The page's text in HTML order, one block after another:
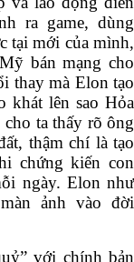
Elon đọc sách
tập và lao động
trình ra game,
thực tại mới
đến Mỹ bán
Những đổi thay
điện, khao khát
người... cho
đến trái đất,
nhân loại, khi
tinh này mỗi
thẳng từ màn